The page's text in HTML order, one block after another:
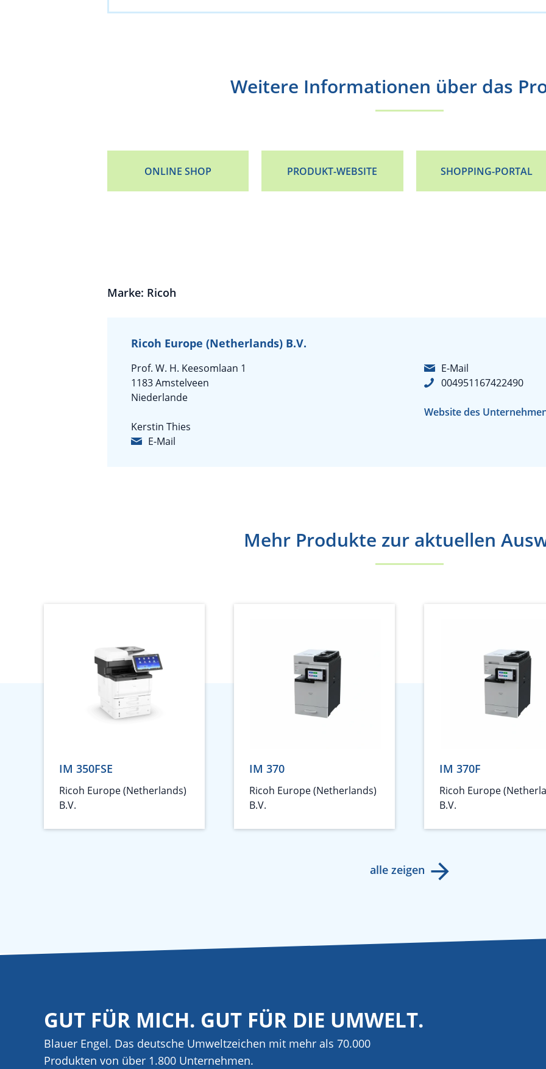
Weitere Informationen über das
ONLINE SHOP PRODUKT-WEBSITE SHOPPING-PORTAL
Marke: Ricoh
Ricoh Europe (Netherlands) B.V.
Prof. W. H. Keesomlaan 1
1183 Amstelveen
Niederlande
Kerstin Thies
E-Mail
E-Mail
004951167422490
Website des
Mehr Produkte zur aktuellen
IM 350FSE
Ricoh Europe (Netherlands)
B.V.
IM 370
Ricoh Europe (Netherlands)
B.V.
IM 370F
Ricoh Europe
B.V.
alle zeigen
GUT FÜR MICH. GUT FÜR DIE UMWELT.
Blauer Engel. Das deutsche Umweltzeichen mit mehr als 70.000
Produkten von über 1.800 Unternehmen.